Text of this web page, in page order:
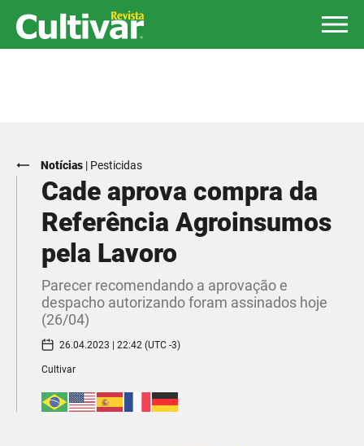
Notícias | Pesticidas
Cade aprova compra da
Referência Agroinsumos
pela Lavoro
Parecer recomendando a aprovação e
despacho autorizando foram assinados hoje
(26/04)
26.04.2023 | 22:42 (UTC -3)
Cultivar